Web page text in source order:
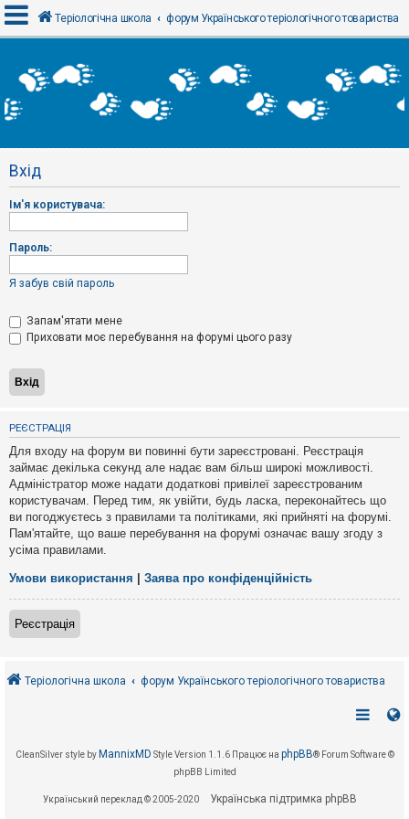
х
і
Р
є
т
р
а
і
Т
м
и
б
з
в
і
д
п
о
в
і
д
е
й
А
к
т
и
і
Теріологічна школа форум Українського теріологічного товариства
Вхід
Ім'я користувача:
Пароль:
Я забув свій пароль
Запам'ятати мене
Приховати моє перебування на форумі цього разу
РЕЄСТРАЦІЯ
Для входу на форум ви повинні бути зареєстровані. Реєстрація
займає декілька секунд але надає вам більш широкі можливості.
Адміністратор може надати додаткові привілеї зареєстрованим
користувачам. Перед тим, як увійти, будь ласка, переконайтесь що
ви погоджуєтесь з правилами та політиками, які прийняті на форумі.
Пам'ятайте, що ваше перебування на форумі означає вашу згоду з
усіма правилами.
Умови використання Заява про конфіденційність
Реєстрація
Теріологічна школа форум Українського теріологічного товариства
CleanSilver style by MannixMD Style Version 1.1.6 Працює на phpBB® Forum Software ©
phpBB Limited
Український переклад © 2005-2020 Українська підтримка phpBB